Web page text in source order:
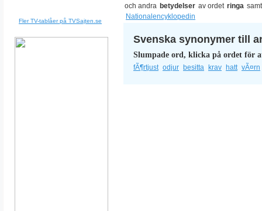
Fler TV-tablåer på TVSajten.se
och andra betydelser av ordet ringa
Nationalencyklopedin
Svenska synonymer till
Slumpade ord, klicka på ordet för
fÃ¶rtjust odjur besitta krav hatt vÃ¤rn